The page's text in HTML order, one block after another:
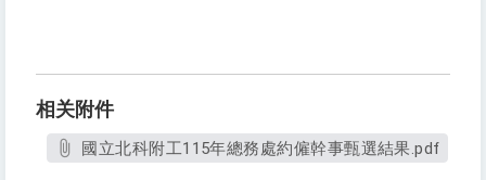
相关附件
國立北科附工115年總務處約僱幹事甄選結果.pdf